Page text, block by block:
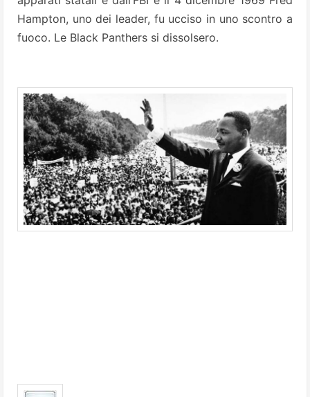
Hampton, uno dei leader, fu ucciso in uno scontro a
fuoco. Le Black Panthers si dissolsero.